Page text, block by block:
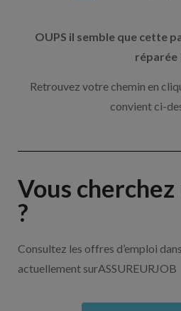
OUPS il semble que cette
réparée
Retrouvez votre chemin en
convient ci-
Vous
?
Consultez les offres d’emploi
actuellement surASSUREURJOB